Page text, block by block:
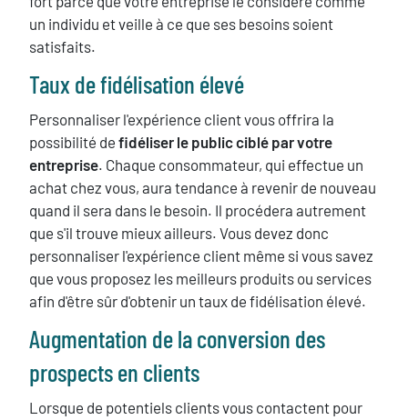
un individu et veille à ce que ses besoins soient
satisfaits.
Taux de fidélisation élevé
Personnaliser l'expérience client vous offrira la
possibilité de fidéliser le public ciblé par votre
entreprise. Chaque consommateur, qui effectue un
achat chez vous, aura tendance à revenir de nouveau
quand il sera dans le besoin. Il procédera autrement
que s'il trouve mieux ailleurs. Vous devez donc
personnaliser l'expérience client même si vous savez
que vous proposez les meilleurs produits ou services
afin d'être sûr d'obtenir un taux de fidélisation élevé.
Augmentation de la conversion des
prospects en clients
Lorsque de potentiels clients vous contactent pour